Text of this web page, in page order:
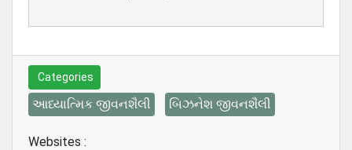
Categories
આધ્યાત્મિક જીવનશૈલી બિઝનેશ જીવનશૈલી
Websites :